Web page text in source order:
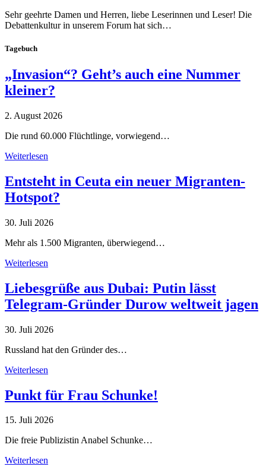
Sehr geehrte Damen und Herren, liebe Leserinnen und Leser! Die
Debattenkultur in unserem Forum hat sich…
Tagebuch
„Invasion“? Geht’s auch eine Nummer
kleiner?
2. August 2026
Die rund 60.000 Flüchtlinge, vorwiegend…
Weiterlesen
Entsteht in Ceuta ein neuer Migranten-
Hotspot?
30. Juli 2026
Mehr als 1.500 Migranten, überwiegend…
Weiterlesen
Liebesgrüße aus Dubai: Putin lässt
Telegram-Gründer Durow weltweit jagen
30. Juli 2026
Russland hat den Gründer des…
Weiterlesen
Punkt für Frau Schunke!
15. Juli 2026
Die freie Publizistin Anabel Schunke…
Weiterlesen